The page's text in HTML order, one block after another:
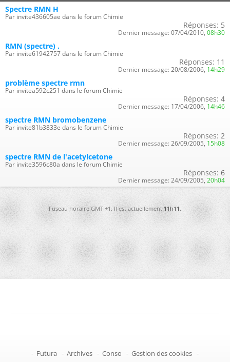
Spectre RMN H
Par invite436605ae dans le forum Chimie
Réponses: 5
Dernier message: 07/04/2010, 08h30
RMN (spectre) .
Par invite61942757 dans le forum Chimie
Réponses: 11
Dernier message: 20/08/2006, 14h29
problème spectre rmn
Par invitea592c251 dans le forum Chimie
Réponses: 4
Dernier message: 17/04/2006, 14h46
spectre RMN bromobenzene
Par invite81b3833e dans le forum Chimie
Réponses: 2
Dernier message: 26/09/2005, 15h08
spectre RMN de l'acetylcetone
Par invite3596c80a dans le forum Chimie
Réponses: 6
Dernier message: 24/09/2005, 20h04
Fuseau horaire GMT +1. Il est actuellement11h11.
- Futura - Archives - Conso - Gestion des cookies -